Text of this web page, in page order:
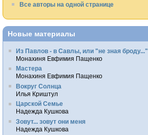
Все авторы на одной странице
Новые материалы
Из Павлов - в Савлы, или "не зная броду..."
Монахиня Евфимия Пащенко
Мастера
Монахиня Евфимия Пащенко
Вокруг Солнца
Илья Криштул
Царской Семье
Надежда Кушкова
Зовут... зовут они меня
Надежда Кушкова